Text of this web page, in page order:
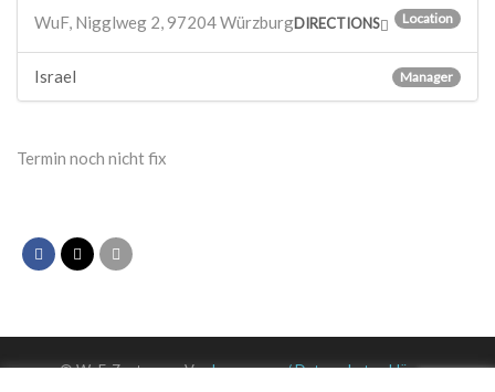
WuF, Nigglweg 2, 97204 Würzburg Location
DIRECTIONS
Israel Manager
Termin noch nicht fix
© WuF-Zentrum e. V. –Impressum / Datenschutzerklärung